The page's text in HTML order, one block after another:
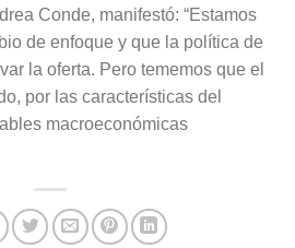
Conde, manifestó: “Estamos
de enfoque y que la política de
la oferta. Pero tememos que el
por las características del
macroeconómicas